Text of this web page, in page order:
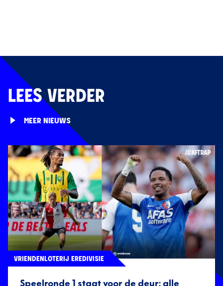
LEES VERDER
MEER NIEUWS
Speelronde 1 staat voor de deur: alle
VRIENDENLOTERIJ EREDIVISIE